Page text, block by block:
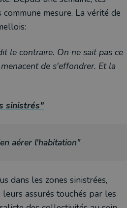
mesure. La vérité de
le contraire. On ne sait pas ce
de s'effondrer. Et la
sinistrés"
aérer l'habitation"
dans les zones sinistrées,
assurés touchés par les